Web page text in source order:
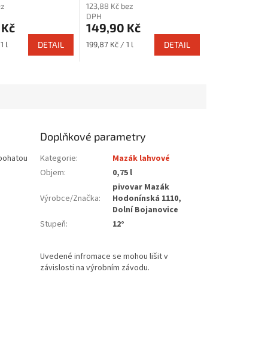
l DETAIL
123,88 Kč bez
DPH
149,90 Kč
Měrná
199,87 Kč / 1 l DETAIL
Doplňkové parametry
Kategorie:
Mazák lahvové
Objem: 0,75 l
Výrobce/Značka:
pivovar Mazák
Hodonínská 1110,
Dolní Bojanovice
Stupeň: 12°